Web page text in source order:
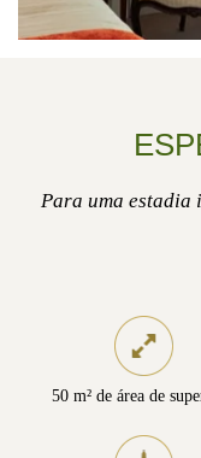
Para uma estadia
50 m² de área de